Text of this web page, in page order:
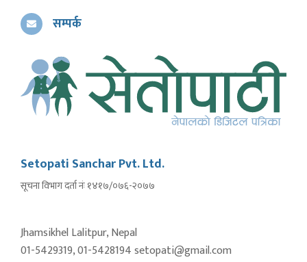
सम्पर्क
Setopati Sanchar Pvt. Ltd.
सूचना विभाग दर्ता नंः १४१७/०७६-२०७७
Jhamsikhel Lalitpur, Nepal
01-5429319, 01-5428194 setopati@gmail.com